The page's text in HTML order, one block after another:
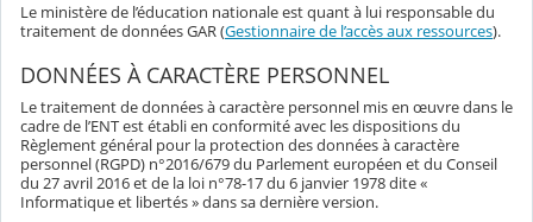
Le ministère de l’éducation nationale est quant à lui responsable du
traitement de données GAR (Gestionnaire de l’accès aux ressources).
DONNÉES À CARACTÈRE PERSONNEL
Le traitement de données à caractère personnel mis en œuvre dans le
cadre de l’ENT est établi en conformité avec les dispositions du
Règlement général pour la protection des données à caractère
personnel (RGPD) n°2016/679 du Parlement européen et du Conseil
du 27 avril 2016 et de la loi n°78-17 du 6 janvier 1978 dite «
Informatique et libertés » dans sa dernière version.